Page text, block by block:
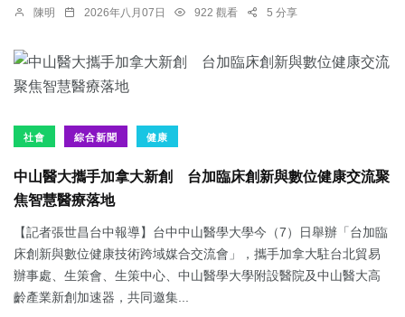
陳明 2026年八月07日 922 觀看 5 分享
社會 綜合新聞 健康
中山醫大攜手加拿大新創 台加臨床創新與數位健康交流聚
焦智慧醫療落地
【記者張世昌台中報導】台中中山醫學大學今（7）日舉辦「台加臨
床創新與數位健康技術跨域媒合交流會」，攜手加拿大駐台北貿易
辦事處、生策會、生策中心、中山醫學大學附設醫院及中山醫大高
齡產業新創加速器，共同邀集...